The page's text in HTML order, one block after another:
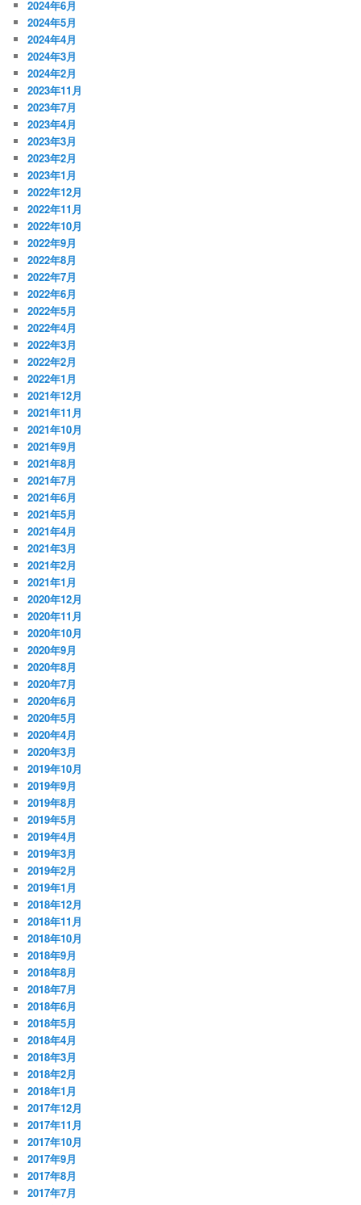
2024年6月
2024年5月
2024年4月
2024年3月
2024年2月
2023年11月
2023年7月
2023年4月
2023年3月
2023年2月
2023年1月
2022年12月
2022年11月
2022年10月
2022年9月
2022年8月
2022年7月
2022年6月
2022年5月
2022年4月
2022年3月
2022年2月
2022年1月
2021年12月
2021年11月
2021年10月
2021年9月
2021年8月
2021年7月
2021年6月
2021年5月
2021年4月
2021年3月
2021年2月
2021年1月
2020年12月
2020年11月
2020年10月
2020年9月
2020年8月
2020年7月
2020年6月
2020年5月
2020年4月
2020年3月
2019年10月
2019年9月
2019年8月
2019年5月
2019年4月
2019年3月
2019年2月
2019年1月
2018年12月
2018年11月
2018年10月
2018年9月
2018年8月
2018年7月
2018年6月
2018年5月
2018年4月
2018年3月
2018年2月
2018年1月
2017年12月
2017年11月
2017年10月
2017年9月
2017年8月
2017年7月